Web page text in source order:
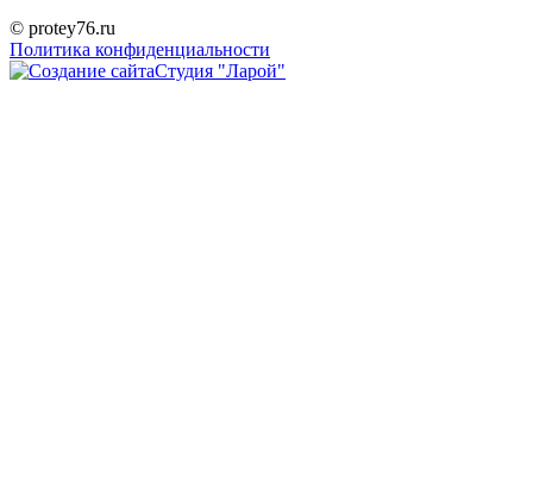
© protey76.ru
Политика конфиденциальности
Студия "Ларой"